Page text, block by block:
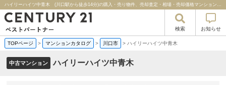
ハイリーハイツ中青木 (川口駅から徒歩14分)の購入・売り物件、売却査定・相場・売却価格マンション情報｜センチュリー２１ベストパートナー
検索 お知らせ
TOPページ > マンションカタログ > 川口市 > ハイリーハイツ中青木
中古マンション ハイリーハイツ中青木